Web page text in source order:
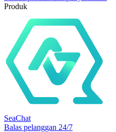
Produk
SeaChat
Balas pelanggan 24/7